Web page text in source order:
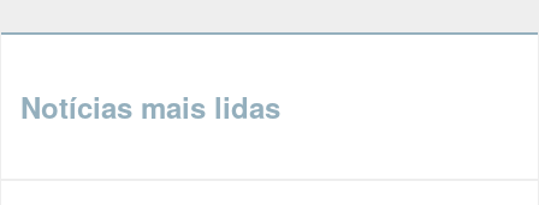
Notícias mais lidas